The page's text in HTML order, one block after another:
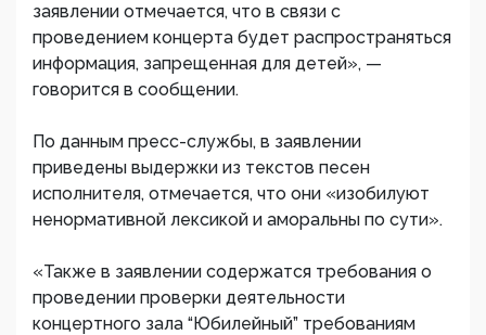
заявлении отмечается, что в связи с
проведением концерта будет распространяться
информация, запрещенная для детей», —
говорится в сообщении.
По данным пресс-службы, в заявлении
приведены выдержки из текстов песен
исполнителя, отмечается, что они «изобилуют
ненормативной лексикой и аморальны по сути».
«Также в заявлении содержатся требования о
проведении проверки деятельности
концертного зала “Юбилейный” требованиям